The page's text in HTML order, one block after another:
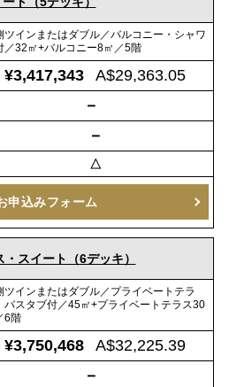
ツインまたはダブル／バルコニー・シャワ
／32㎡+バルコニー8㎡／5階
¥3,417,343 A$29,363.05
－
－
△
申込みフォーム
スイート（6デッキ）
ツインまたはダブル／プライベートテラ
バスタブ付／45㎡+プライベートテラス30
6階
¥3,750,468 A$32,225.39
－